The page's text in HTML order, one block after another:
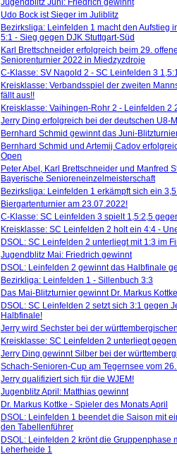
Jugendblitz Juni: Friedrich gewinnt
Udo Bock ist Sieger im Juliblitz
Bezirksliga: Leinfelden 1 macht den Aufstieg
5:1 - Sieg gegen DJK Stuttgart-Süd
Karl Brettschneider erfolgreich beim 29.
Seniorenturnier 2022 in Miedzyzdroje
C-Klasse: SV Nagold 2 - SC Leinfelden 3
Kreisklasse: Verbandsspiel der zweiten
fällt aus!!
Kreisklasse: Vaihingen-Rohr 2 - Leinfelden 2
Jerry Ding erfolgreich bei der deutschen U8-
Bernhard Schmid gewinnt das Juni-
Bernhard Schmid und Artemij Cadov
Open
Peter Abel, Karl Brettschneider und Manfred
Bayerische Senioreneinzelmeisterschaft
Bezirksliga: Leinfelden 1 erkämpft sich ein
Biergartenturnier am 23.07.2022!
C-Klasse: SC Leinfelden 3 spielt 1,5:2,5
Kreisklasse: SC Leinfelden 2 holt ein 4:4 -
DSOL: SC Leinfelden 2 unterliegt mit 1:3 im
Jugendblitz Mai: Friedrich gewinnt
DSOL: Leinfelden 2 gewinnt das Halbfinale
Bezirkliga: Leinfelden 1 - Sillenbuch 3:3
Das Mai-Blitzturnier gewinnt Dr. Markus
DSOL: SC Leinfelden 2 setzt sich 3:1 gegen
Halbfinale!
Jerry wird Sechster bei der
Kreisklasse: SC Leinfelden 2 unterliegt
Jerry Ding gewinnt Silber bei der
Schach-Senioren-Cup am Tegernsee vom
Jerry qualifiziert sich für die WJEM!
Jugenblitz April: Matthias gewinnt
Dr. Markus Kottke - Spieler des Monats April
DSOL: Leinfelden 1 beendet die Saison mit
den Tabellenführer
DSOL: Leinfelden 2 krönt die Gruppenphase
Leherheide 1